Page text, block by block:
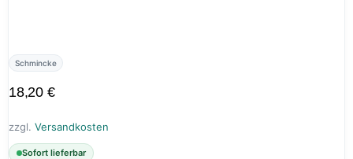
Schmincke
18,20 €
zzgl. Versandkosten
Sofort lieferbar